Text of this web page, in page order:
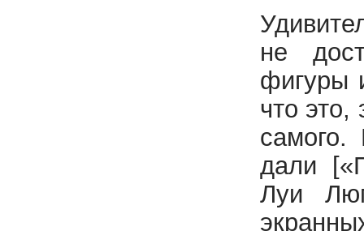
не
фигуры
что это,
самого.
дали
Луи